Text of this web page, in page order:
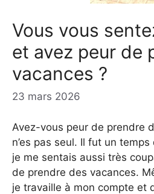
Vous vous
et avez peur de
vacances ?
23 mars 2026
Avez-vous peur de prendre
n’es pas seul. Il fut un
je me sentais aussi très
de prendre des vacances.
je travaille à mon compte et